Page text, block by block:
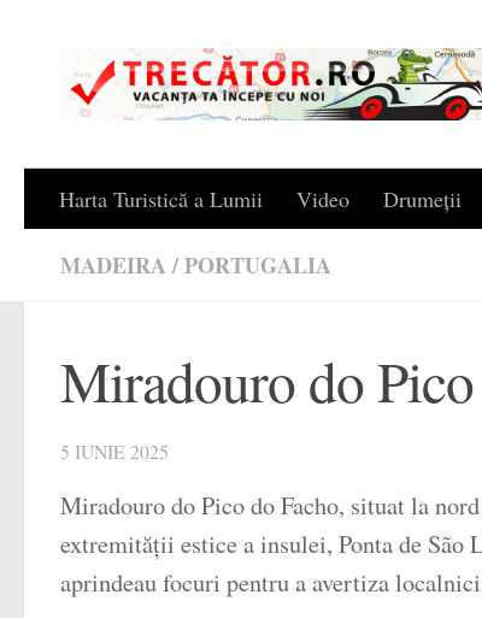
Harta Turistică a Lumii Video Drumeții
MADEIRA /PORTUGALIA
Miradouro do
5 IUNIE 2025
Miradouro do Pico do Facho, situat la
extremității estice a insulei, Ponta de São
aprindeau focuri pentru a avertiza